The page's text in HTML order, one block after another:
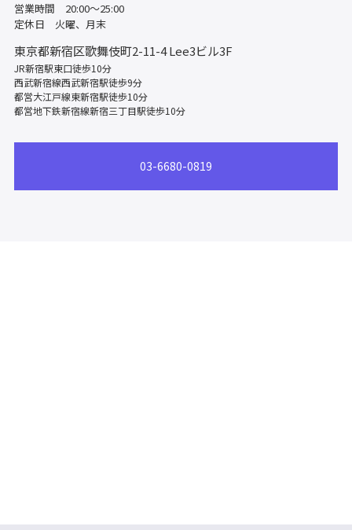
営業時間 20:00～25:00
定休日 火曜、月末
東京都新宿区歌舞伎町2-11-4Lee3ビル3F
JR新宿駅東口徒歩10分
西武新宿線西武新宿駅徒歩9分
都営大江戸線東新宿駅徒歩10分
都営地下鉄新宿線新宿三丁目駅徒歩10分
03-6680-0819